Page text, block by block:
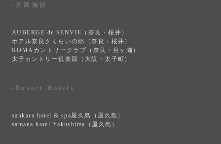
-近隣施設
AUBERGE de SENVIE（奈良・桜井）
ホテル奈良さくらいの郷（奈良・桜井）
KOMAカントリークラブ（奈良・月ヶ瀬）
太子カントリー俱楽部（大阪・太子町）
-Resort Hotels
sankara hotel & spa屋久島（屋久島）
samana hotel Yakushima（屋久島）